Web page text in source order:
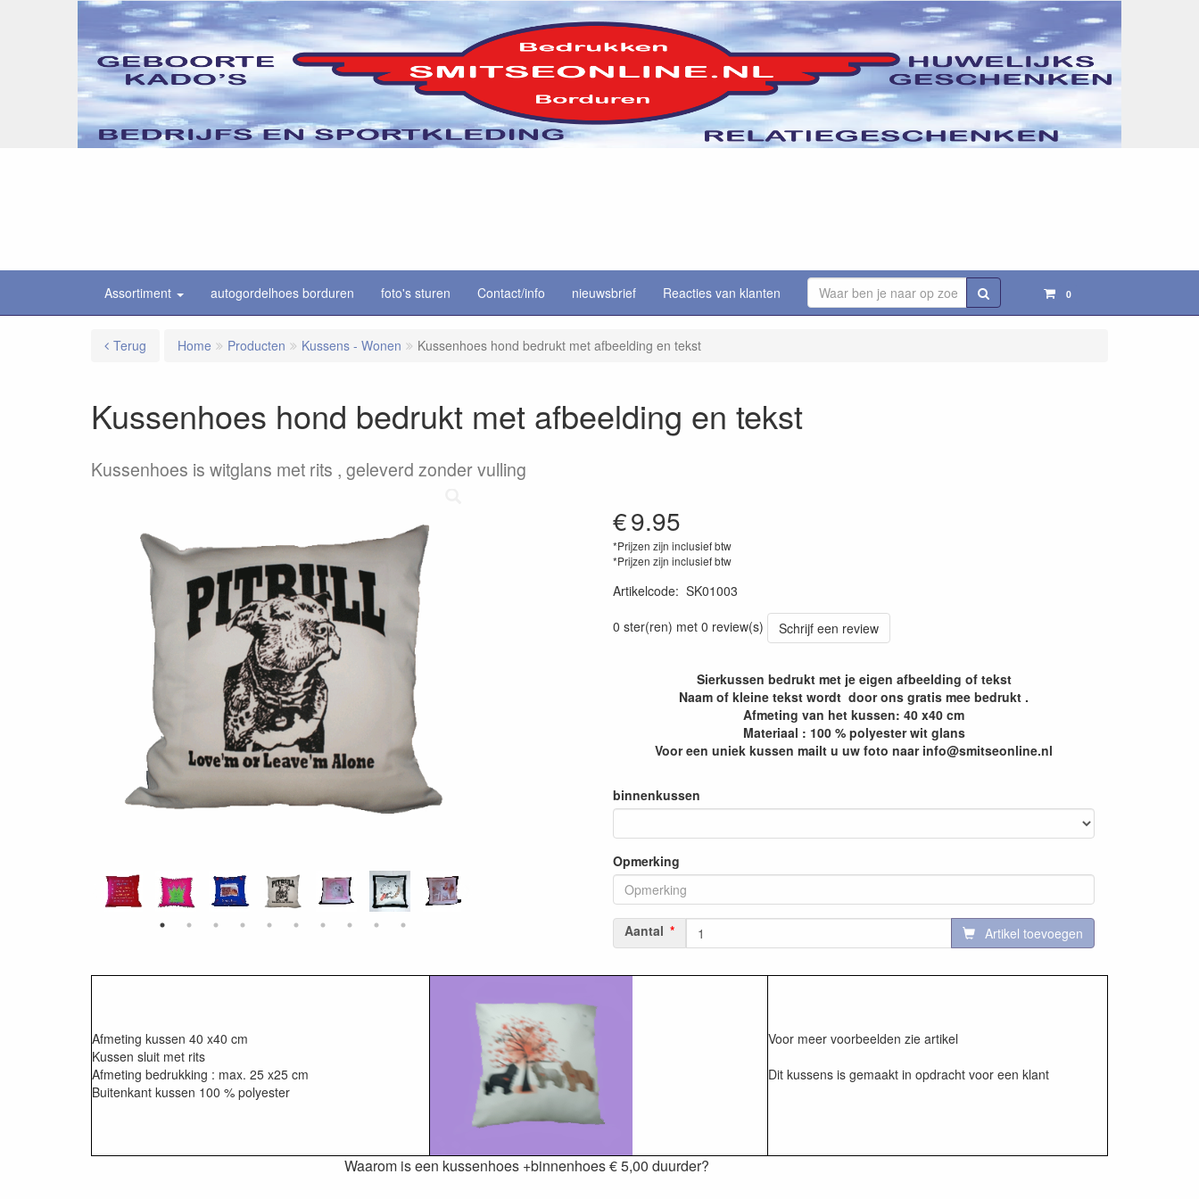
Assortiment autogordelhoes borduren foto's sturen Contact/info nieuwsbrief Reacties van klanten 0
Terug Home Producten Kussens - Wonen Kussenhoes hond bedrukt met afbeelding en tekst
Kussenhoes hond bedrukt met afbeelding en tekst
Kussenhoes is witglans met rits , geleverd zonder vulling
€9.95
*Prijzen zijn inclusief btw
*Prijzen zijn inclusief btw
Artikelcode: SK01003
0 ster(ren) met 0 review(s)
Schrijf een review
Sierkussen bedrukt met je eigen afbeelding of tekst
Naam of kleine tekst wordt door ons gratis mee bedrukt .
Afmeting van het kussen: 40 x40 cm
Materiaal : 100 % polyester wit glans
Voor een uniek kussen mailt u uw foto naar info@smitseonline.nl
binnenkussen
Opmerking
Aantal Artikel toevoegen
Afmeting kussen 40 x40 cm
Kussen sluit met rits
Afmeting bedrukking : max. 25 x25 cm
Buitenkant kussen 100 % polyester
Voor meer voorbeelden zie artikel
Dit kussens is gemaakt in opdracht voor een klant
Waarom is een kussenhoes +binnenhoes € 5,00 duurder?